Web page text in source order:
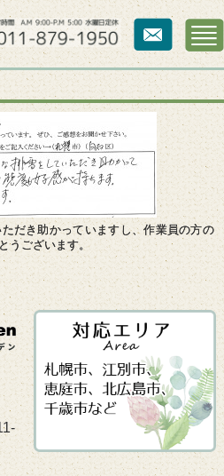
だき助かっていますし、作業員の方の
うございます。